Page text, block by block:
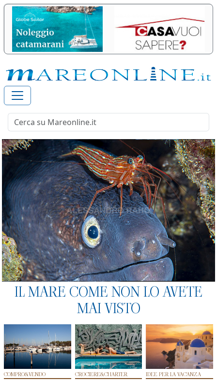
IL MARE COME NON LO AVETE
MAI VISTO
COMPRO&VENDO CROCIERE&CHARTER IDEE PER LA VACANZA